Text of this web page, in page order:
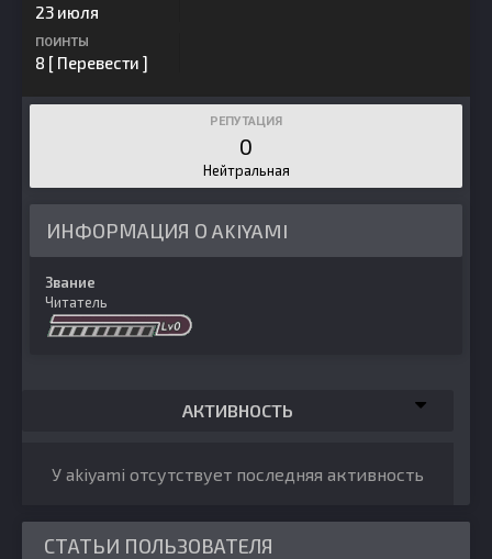
23 июля
ПОИНТЫ
8 [ Перевести ]
РЕПУТАЦИЯ
0
Нейтральная
ИНФОРМАЦИЯ О AKIYAMI
Звание
Читатель
АКТИВНОСТЬ
У akiyami отсутствует последняя активность
СТАТЬИ ПОЛЬЗОВАТЕЛЯ